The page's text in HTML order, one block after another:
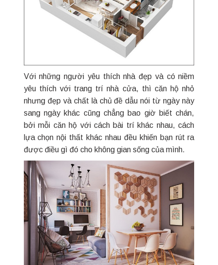
Với những người yêu thích nhà đẹp và có niềm
yêu thích với trang trí nhà cửa, thì căn hộ nhỏ
nhưng đẹp và chất là chủ đề dẫu nói từ ngày này
sang ngày khác cũng chẳng bao giờ biết chán,
bởi mỗi căn hộ với cách bài trí khác nhau, cách
lựa chọn nội thất khác nhau đều khiến bạn rút ra
được điều gì đó cho không gian sống của mình.